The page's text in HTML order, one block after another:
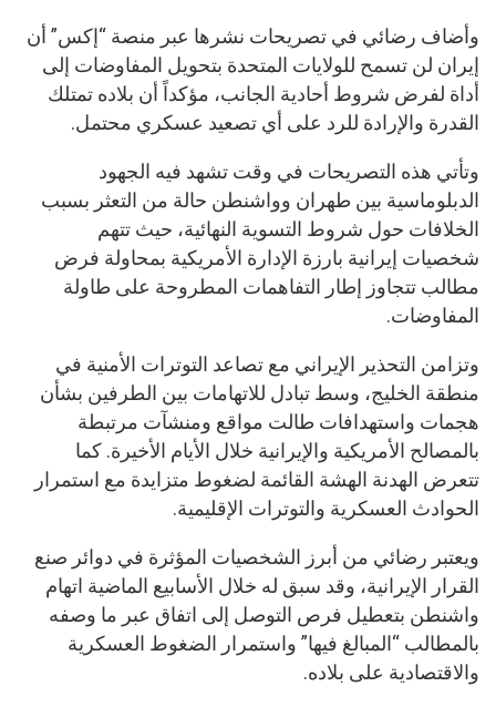
وأضاف رضائي في تصريحات نشرها عبر منصة “إكس” أن
إيران لن تسمح للولايات المتحدة بتحويل المفاوضات إلى
أداة لفرض شروط أحادية الجانب، مؤكداً أن بلاده تمتلك
القدرة والإرادة للرد على أي تصعيد عسكري محتمل.
وتأتي هذه التصريحات في وقت تشهد فيه الجهود
الدبلوماسية بين طهران وواشنطن حالة من التعثر بسبب
الخلافات حول شروط التسوية النهائية، حيث تتهم
شخصيات إيرانية بارزة الإدارة الأمريكية بمحاولة فرض
مطالب تتجاوز إطار التفاهمات المطروحة على طاولة
المفاوضات.
وتزامن التحذير الإيراني مع تصاعد التوترات الأمنية في
منطقة الخليج، وسط تبادل للاتهامات بين الطرفين بشأن
هجمات واستهدافات طالت مواقع ومنشآت مرتبطة
بالمصالح الأمريكية والإيرانية خلال الأيام الأخيرة. كما
تتعرض الهدنة الهشة القائمة لضغوط متزايدة مع استمرار
الحوادث العسكرية والتوترات الإقليمية.
ويعتبر رضائي من أبرز الشخصيات المؤثرة في دوائر صنع
القرار الإيرانية، وقد سبق له خلال الأسابيع الماضية اتهام
واشنطن بتعطيل فرص التوصل إلى اتفاق عبر ما وصفه
بالمطالب “المبالغ فيها” واستمرار الضغوط العسكرية
والاقتصادية على بلاده.